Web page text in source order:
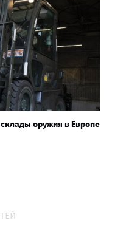
оружия в Европе